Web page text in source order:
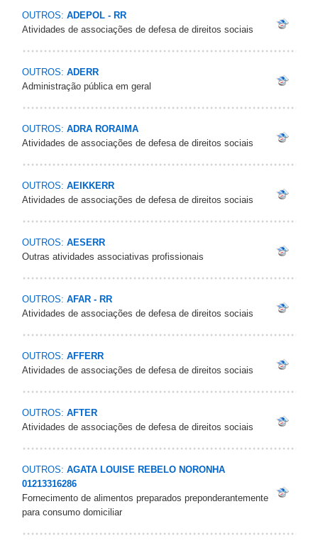
OUTROS: ADEPOL - RR
Atividades de associações de defesa de direitos sociais
OUTROS: ADERR
Administração pública em geral
OUTROS: ADRA RORAIMA
Atividades de associações de defesa de direitos sociais
OUTROS: AEIKKERR
Atividades de associações de defesa de direitos sociais
OUTROS: AESERR
Outras atividades associativas profissionais
OUTROS: AFAR - RR
Atividades de associações de defesa de direitos sociais
OUTROS: AFFERR
Atividades de associações de defesa de direitos sociais
OUTROS: AFTER
Atividades de associações de defesa de direitos sociais
OUTROS: AGATA LOUISE REBELO NORONHA
01213316286
Fornecimento de alimentos preparados preponderantemente
para consumo domiciliar